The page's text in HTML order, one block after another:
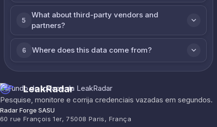
5
What about third-party vendors and
partners?
6 Where does this data come from?
LeakRadar
Pesquise, monitore e corrija credenciais vazadas em segundos.
Radar Forge SASU
60 rue François 1er, 75008 Paris, França